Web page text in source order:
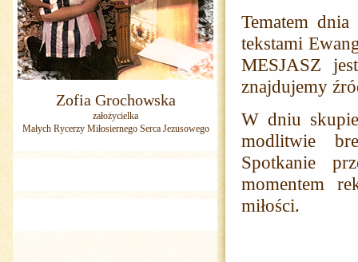
Zofia Grochowska
założycielka
Małych Rycerzy Miłosiernego Serca Jezusowego
Tematem
tekstami
MESJASZ
znajdujemy
W dniu
modlitwie
Spotkanie
momentem
miłości.